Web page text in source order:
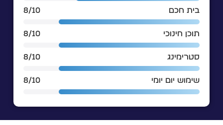
בית חכם 8/10
תוכן חינוכי 8/10
סטרימינג 8/10
שימוש יום יומי 8/10